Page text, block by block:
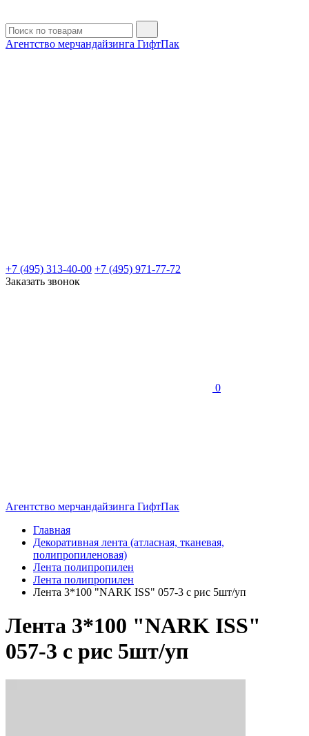
Агентство мерчандайзинга ГифтПак
+7 (495) 313-40-00 +7 (495) 971-77-72
Заказать звонок
0
Агентство мерчандайзинга ГифтПак
Главная
Декоративная лента (атласная, тканевая,
полипропиленовая)
Лента полипропилен
Лента полипропилен
Лента 3*100 "NARK ISS" 057-3 с рис 5шт/уп
Лента 3*100 "NARK ISS"
057-3 с рис 5шт/уп